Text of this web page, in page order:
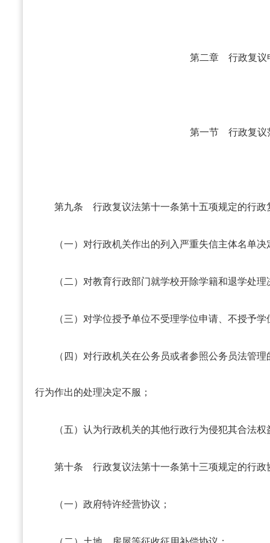
第二章 行政复议
第一节 行政复议
第九条 行政复议法第十一条第十五项规定的行政
（一）对行政机关作出的列入严重失信主体名单
（二）对教育行政部门就学校开除学籍和退学处
（三）对学位授予单位不受理学位申请、不授予
（四）对行政机关在公务员或者参照公务员法管
行为作出的处理决定不服；
（五）认为行政机关的其他行政行为侵犯其合法权
第十条 行政复议法第十一条第十三项规定的行政
（一）政府特许经营协议；